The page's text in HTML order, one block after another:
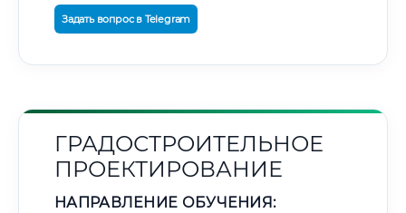
Задать вопрос в Telegram
ГРАДОСТРОИТЕЛЬНОЕ
ПРОЕКТИРОВАНИЕ
НАПРАВЛЕНИЕ ОБУЧЕНИЯ: